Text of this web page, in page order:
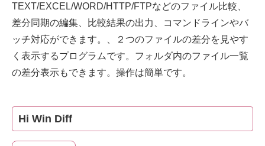
TEXT/EXCEL/WORD/HTTP/FTPなどのファイル比較、
差分同期の編集、比較結果の出力、コマンドラインやバ
ッチ対応ができます。、２つのファイルの差分を見やす
く表示するプログラムです。フォルダ内のファイル一覧
の差分表示もできます。操作は簡単です。
Hi Win Diff